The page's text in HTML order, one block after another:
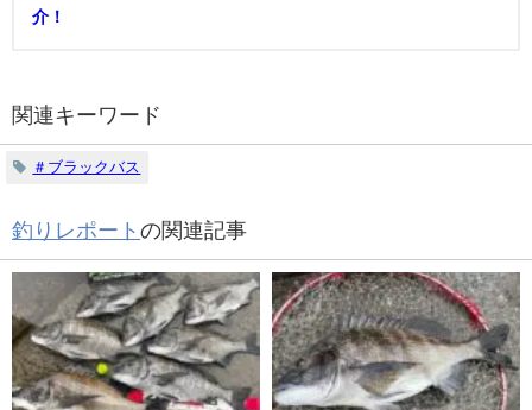
介！
関連キーワード
＃ブラックバス
釣りレポート の関連記事